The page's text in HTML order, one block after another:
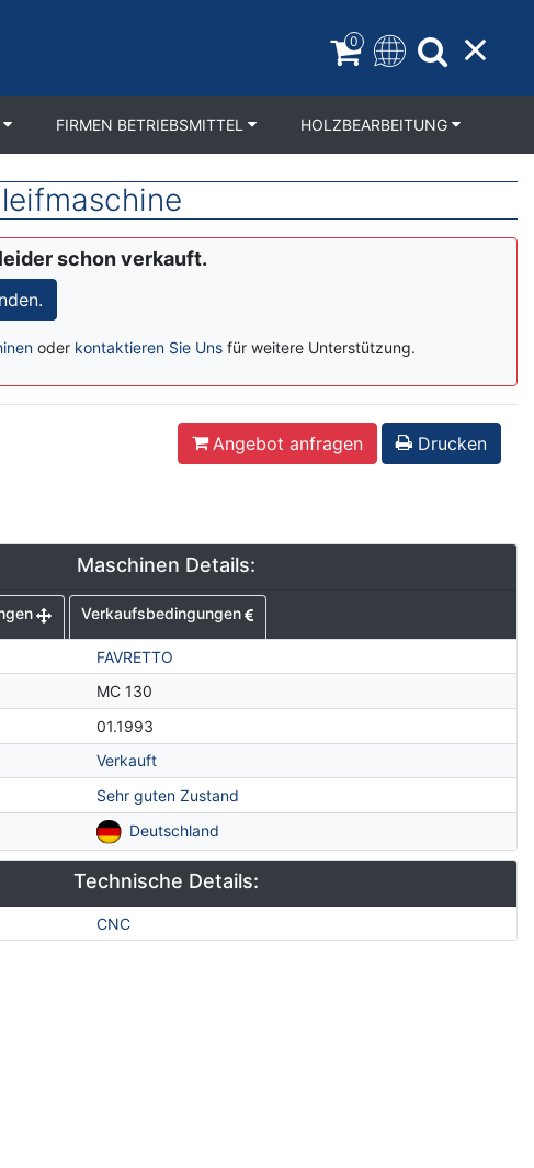
0
FIRMEN BETRIEBSMITTEL HOLZBEARBEITUNG
schon verkauft.
oder kontaktieren Sie Uns für weitere Unterstützung.
Angebot anfragen Drucken
Maschinen Details:
Verkaufsbedingungen
FAVRETTO
MC 130
01.1993
Verkauft
Sehr guten Zustand
Deutschland
Technische Details:
CNC